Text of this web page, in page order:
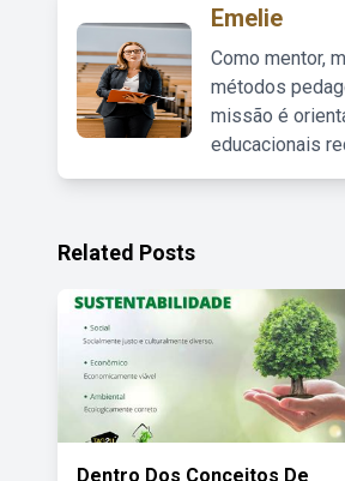
Emelie
Como mentor,
métodos
missão é
educacionais
Related Posts
Dentro Dos Conceitos De